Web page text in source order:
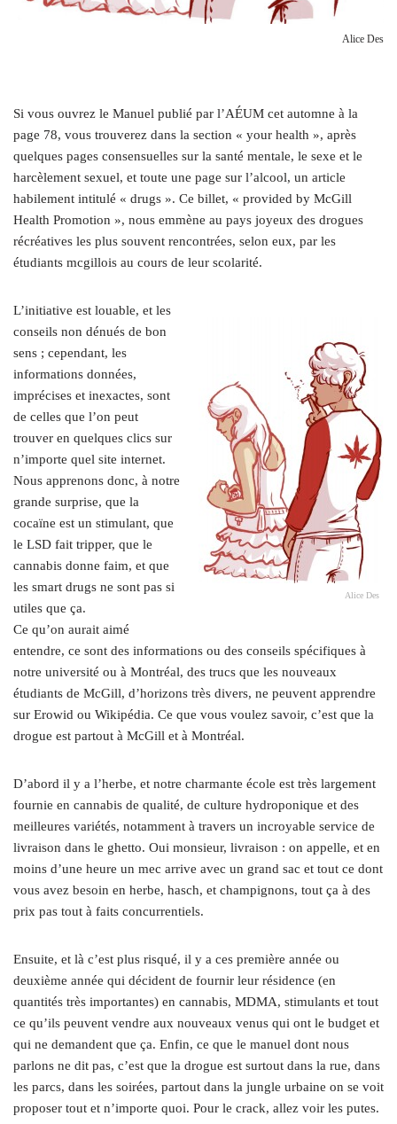
Alice Des
Si vous ouvrez le Manuel publié par l’AÉUM cet automne à la
page 78, vous trouverez dans la section « your health », après
quelques pages consensuelles sur la santé mentale, le sexe et le
harcèlement sexuel, et toute une page sur l’alcool, un article
habilement intitulé « drugs ». Ce billet, « provided by McGill
Health Promotion », nous emmène au pays joyeux des drogues
récréatives les plus souvent rencontrées, selon eux, par les
étudiants mcgillois au cours de leur scolarité.
Alice Des
L’initiative est louable, et les
conseils non dénués de bon
sens ; cependant, les
informations données,
imprécises et inexactes, sont
de celles que l’on peut
trouver en quelques clics sur
n’importe quel site internet.
Nous apprenons donc, à notre
grande surprise, que la
cocaïne est un stimulant, que
le LSD fait tripper, que le
cannabis donne faim, et que
les smart drugs ne sont pas si
utiles que ça.
Ce qu’on aurait aimé
entendre, ce sont des informations ou des conseils spécifiques à
notre université ou à Montréal, des trucs que les nouveaux
étudiants de McGill, d’horizons très divers, ne peuvent apprendre
sur Erowid ou Wikipédia. Ce que vous voulez savoir, c’est que la
drogue est partout à McGill et à Montréal.
D’abord il y a l’herbe, et notre charmante école est très largement
fournie en cannabis de qualité, de culture hydroponique et des
meilleures variétés, notamment à travers un incroyable service de
livraison dans le ghetto. Oui monsieur, livraison : on appelle, et en
moins d’une heure un mec arrive avec un grand sac et tout ce dont
vous avez besoin en herbe, hasch, et champignons, tout ça à des
prix pas tout à faits concurrentiels.
Ensuite, et là c’est plus risqué, il y a ces première année ou
deuxième année qui décident de fournir leur résidence (en
quantités très importantes) en cannabis, MDMA, stimulants et tout
ce qu’ils peuvent vendre aux nouveaux venus qui ont le budget et
qui ne demandent que ça. Enfin, ce que le manuel dont nous
parlons ne dit pas, c’est que la drogue est surtout dans la rue, dans
les parcs, dans les soirées, partout dans la jungle urbaine on se voit
proposer tout et n’importe quoi. Pour le crack, allez voir les putes.